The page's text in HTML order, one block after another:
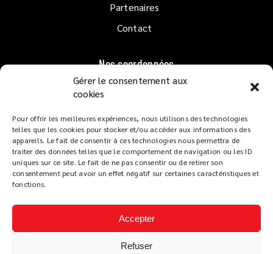
Gérer le consentement aux
cookies
Pour offrir les meilleures expériences, nous utilisons des technologies
telles que les cookies pour stocker et/ou accéder aux informations des
appareils. Le fait de consentir à ces technologies nous permettra de
traiter des données telles que le comportement de navigation ou les ID
uniques sur ce site. Le fait de ne pas consentir ou de retirer son
consentement peut avoir un effet négatif sur certaines caractéristiques et
fonctions.
Accepter
Refuser
Partenaires
Contact
Nos coordonnées
1er étage QUAI GOSLAR
33120 ARCACHON
Lundi au Dimanchede 10h à 02h
Service restaurant :
De 12h à 14h et de 19h à 22h
Tapas dès 18h